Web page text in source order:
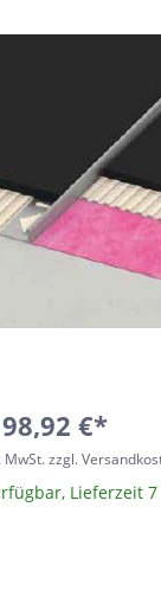
98,92 €*
MwSt. zzgl.
Lieferzeit 7